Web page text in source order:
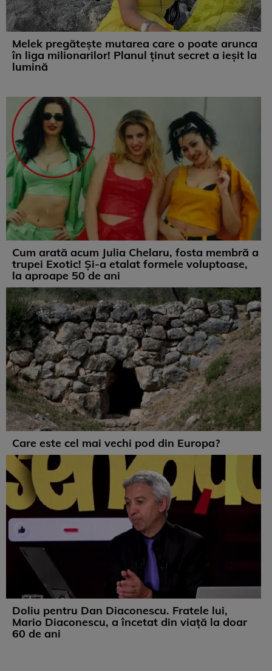
Melek pregătește mutarea care o poate arunca
în liga milionarilor! Planul ținut secret a ieșit la
lumină
Cum arată acum Julia Chelaru, fosta membră a
trupei Exotic! Și-a etalat formele voluptoase,
la aproape 50 de ani
Care este cel mai vechi pod din Europa?
Doliu pentru Dan Diaconescu. Fratele lui,
Mario Diaconescu, a încetat din viață la doar
60 de ani